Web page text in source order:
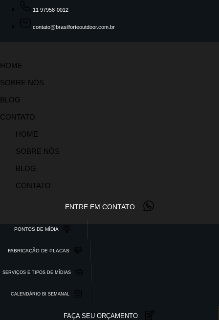
11 97958-0012
contato@brasilforteoutdoor.com.br
HOME
SOBRE NÓS
BLOG
CONTATO
HOME
SOBRE NÓS
BLOG
CONTATO
ENTRE EM CONTATO
PONTOS DE MÍDIA
FABRICAÇÃO DE PLACAS
SERVIÇOS E TIPOS DE MÍDIAS
CALENDÁRIO BI SEMANAL
FAÇA SEU ORÇAMENTO